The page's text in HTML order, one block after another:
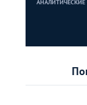
АНАЛИТИЧЕСКИЕ